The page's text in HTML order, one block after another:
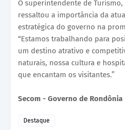
O superintendente de Turismo,
ressaltou a importância da
estratégica do governo na
“Estamos trabalhando para
um destino atrativo e
naturais, nossa cultura e
que encantam os visitantes.”
Secom - Governo de Rondônia
Destaque